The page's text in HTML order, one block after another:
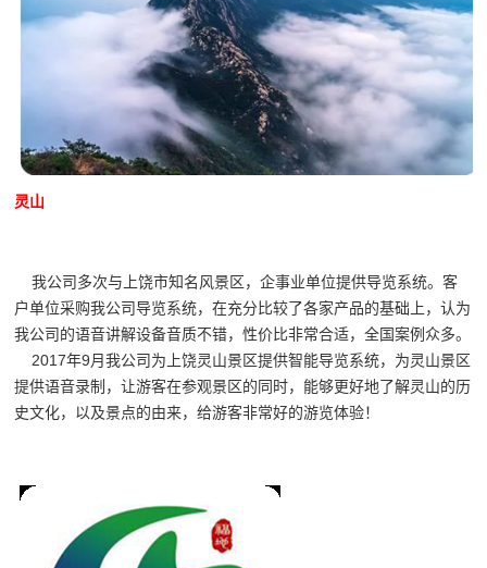
灵山
我公司多次与上饶市知名风景区，企事业单位提供导览系统。客
户单位采购我公司导览系统，在充分比较了各家产品的基础上，认为
我公司的语音讲解设备音质不错，性价比非常合适，全国案例众多。
2017年9月我公司为上饶灵山景区提供智能导览系统，为灵山景区
提供语音录制，让游客在参观景区的同时，能够更好地了解灵山的历
史文化，以及景点的由来，给游客非常好的游览体验！